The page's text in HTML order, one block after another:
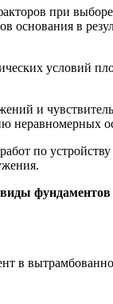
при
основания в
условий
и
неравномерных
по
фундаментов
в